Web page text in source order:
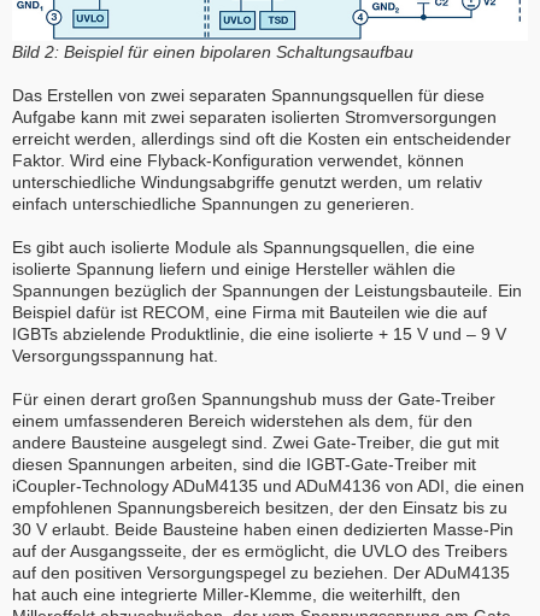
Bild 2: Beispiel für einen bipolaren Schaltungsaufbau
Das Erstellen von zwei separaten Spannungsquellen für diese
Aufgabe kann mit zwei separaten isolierten Stromversorgungen
erreicht werden, allerdings sind oft die Kosten ein entscheidender
Faktor. Wird eine Flyback-Konfiguration verwendet, können
unterschiedliche Windungsabgriffe genutzt werden, um relativ
einfach unterschiedliche Spannungen zu generieren.
Es gibt auch isolierte Module als Spannungsquellen, die eine
isolierte Spannung liefern und einige Hersteller wählen die
Spannungen bezüglich der Spannungen der Leistungsbauteile. Ein
Beispiel dafür ist RECOM, eine Firma mit Bauteilen wie die auf
IGBTs abzielende Produktlinie, die eine isolierte + 15 V und – 9 V
Versorgungsspannung hat.
Für einen derart großen Spannungshub muss der Gate-Treiber
einem umfassenderen Bereich widerstehen als dem, für den
andere Bausteine ausgelegt sind. Zwei Gate-Treiber, die gut mit
diesen Spannungen arbeiten, sind die IGBT-Gate-Treiber mit
iCoupler-Technology ADuM4135 und ADuM4136 von ADI, die einen
empfohlenen Spannungsbereich besitzen, der den Einsatz bis zu
30 V erlaubt. Beide Bausteine haben einen dedizierten Masse-Pin
auf der Ausgangsseite, der es ermöglicht, die UVLO des Treibers
auf den positiven Versorgungspegel zu beziehen. Der ADuM4135
hat auch eine integrierte Miller-Klemme, die weiterhilft, den